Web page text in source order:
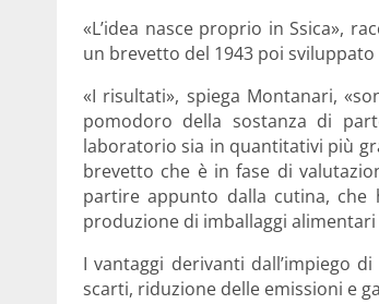
«L’idea nasce proprio in Ssica»,
un brevetto del 1943 poi
«I risultati», spiega Montanari,
pomodoro della sostanza di
laboratorio sia in quantitativi più
brevetto che è in fase di
partire appunto dalla cutina, che
produzione di imballaggi
I vantaggi derivanti dall’impiego
scarti, riduzione delle emissioni e